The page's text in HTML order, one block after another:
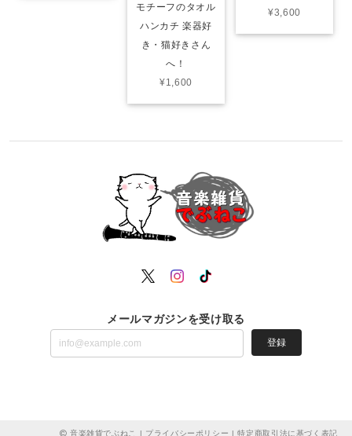
モチーフのタオル
ハンカチ‍ 楽器好
き・猫好きさん
へ！
¥1,600
¥3,600
メールマガジンを受け取る
登録
音楽雑貨でぶねこ | プライバシーポリシー |特定商取引法に基づく表記